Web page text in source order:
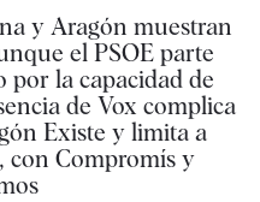
y Aragón muestran
el PSOE parte
por la capacidad de
de Vox complica
Existe y limita a
con Compromís y